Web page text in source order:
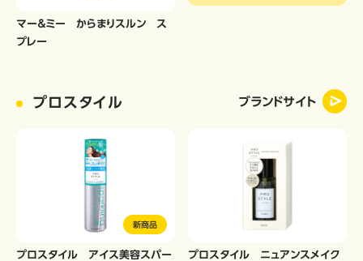
マー＆ミー からまりスルン ス
プレー
プロスタイル ブランドサイト
新商品
プロスタイル アイス美容スパー
プロスタイル ニュアンスメイク